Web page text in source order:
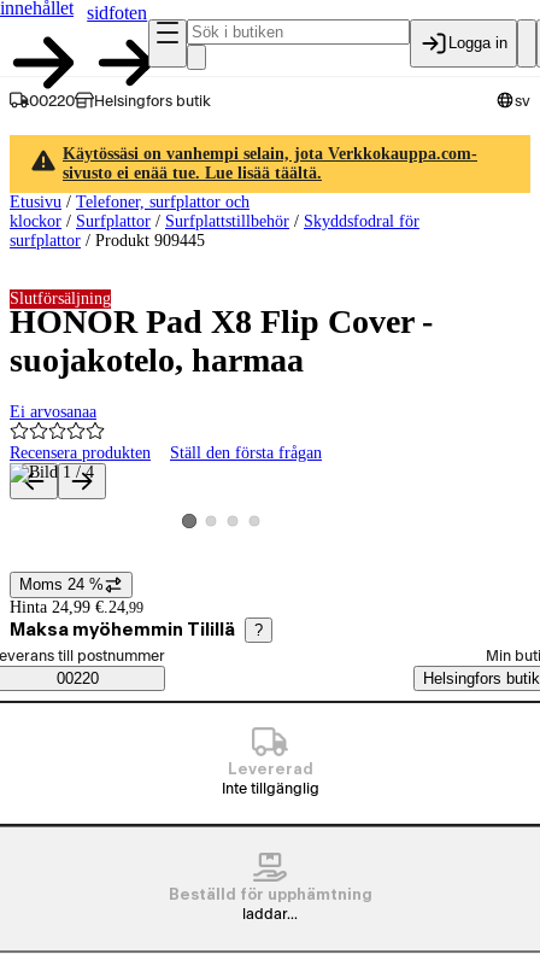
innehållet
sidfoten
Logga in
00220 Helsingfors butik sv
Käytössäsi on vanhempi selain, jota Verkkokauppa.com-
sivusto ei enää tue. Lue lisää täältä.
Etusivu / Telefoner, surfplattor och
klockor / Surfplattor / Surfplattstillbehör / Skyddsfodral för
surfplattor / Produkt 909445
HONOR Pad X8 Flip Cover -
suojakotelo, harmaa
Ei arvosanaa
Recensera produkten Ställ den första frågan
Slutförsäljning
Produktbilder och videor
Visa produktbild 1
Visa produktbild 2
Visa produktbild 3
Visa produktbild 4
Prisinformation
Moms 24 %
Hinta 24,99 €. 24,99
Maksa myöhemmin Tilillä ?
Saatavuustiedot
beställningssätt
till postnummer
00220
Min
Helsingfors butik
Levererad
Inte tillgänglig
Beställd för upphämtning
laddar...